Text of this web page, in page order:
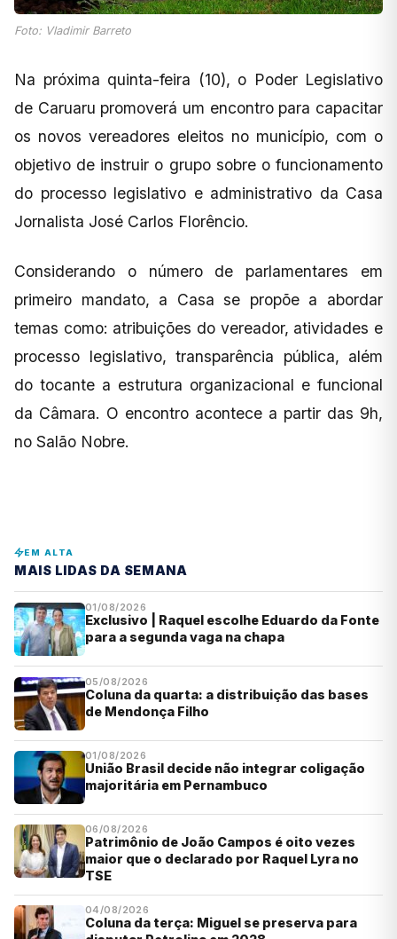
Foto: Vladimir Barreto
Na próxima quinta-feira (10), o Poder Legislativo
de Caruaru promoverá um encontro para capacitar
os novos vereadores eleitos no município, com o
objetivo de instruir o grupo sobre o funcionamento
do processo legislativo e administrativo da Casa
Jornalista José Carlos Florêncio.
Considerando o número de parlamentares em
primeiro mandato, a Casa se propõe a abordar
temas como: atribuições do vereador, atividades e
processo legislativo, transparência pública, além
do tocante a estrutura organizacional e funcional
da Câmara. O encontro acontece a partir das 9h,
no Salão Nobre.
EM ALTA
MAIS LIDAS DA SEMANA
01/08/2026
Exclusivo | Raquel escolhe Eduardo da Fonte
para a segunda vaga na chapa
05/08/2026
Coluna da quarta: a distribuição das bases
de Mendonça Filho
01/08/2026
União Brasil decide não integrar coligação
majoritária em Pernambuco
06/08/2026
Patrimônio de João Campos é oito vezes
maior que o declarado por Raquel Lyra no
TSE
04/08/2026
Coluna da terça: Miguel se preserva para